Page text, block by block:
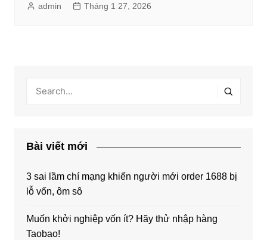
admin Tháng 1 27, 2026
Bài viết mới
3 sai lầm chí mạng khiến người mới order 1688 bị
lỗ vốn, ôm sô
Muốn khởi nghiệp vốn ít? Hãy thử nhập hàng
Taobao!